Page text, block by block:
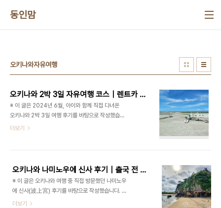
동인맘
오키나와자유여행
오키나와 2박 3일 자유여행 코스｜렌트카 없이 아이와 다녀온 실제 일정
※ 이 글은 2024년 6월, 아이와 함께 직접 다녀온
오키나와 2박 3일 여행 후기를 바탕으로 작성했습니
다. 실제 이동 동선과 택시 비용, 북부 일일투어 이용
역시 실제 이동했던 일정과 느꼈던 점들을 중심으로
작성했습니다. 오키나와는 한국에서 비행시간도 길
지 않고 아이와 함께 가기에도 비교적 부담이 적은 해
외여행지라 언젠가는 꼭 가보고 싶었던 곳이었습니
다. 특히 저는 추라우미수족관의 고래상어를 꼭 보고
더보기
오키나와 나미노우에 신사 후기｜출국 전 들르기 좋았던 나하 시내 바다 신사
※ 이 글은 오키나와 여행 중 직접 방문했던 나미노우
에 신사(波上宮) 후기를 바탕으로 작성했습니다. 실
제 방문 분위기와 이동 동선, 나하 시내와의 거리감,
더보기